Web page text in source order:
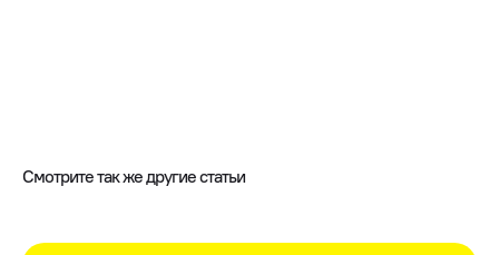
Смотрите так же другие статьи